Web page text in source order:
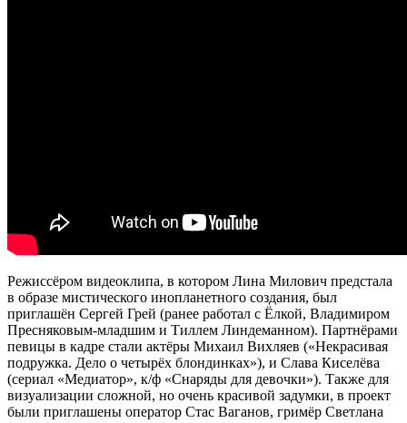
Режиссёром видеоклипа, в котором Лина Милович предстала
в образе мистического инопланетного создания, был
приглашён Сергей Грей (ранее работал с Ёлкой, Владимиром
Пресняковым-младшим и Тиллем Линдеманном). Партнёрами
певицы в кадре стали актёры Михаил Вихляев («Некрасивая
подружка. Дело о четырёх блондинках»), и Слава Киселёва
(сериал «Медиатор», к/ф «Снаряды для девочки»). Также для
визуализации сложной, но очень красивой задумки, в проект
были приглашены оператор Стас Ваганов, гримёр Светлана